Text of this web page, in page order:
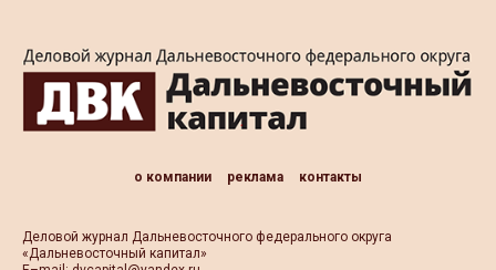
о компании реклама контакты
Деловой журнал Дальневосточного федерального округа
«Дальневосточный капитал»